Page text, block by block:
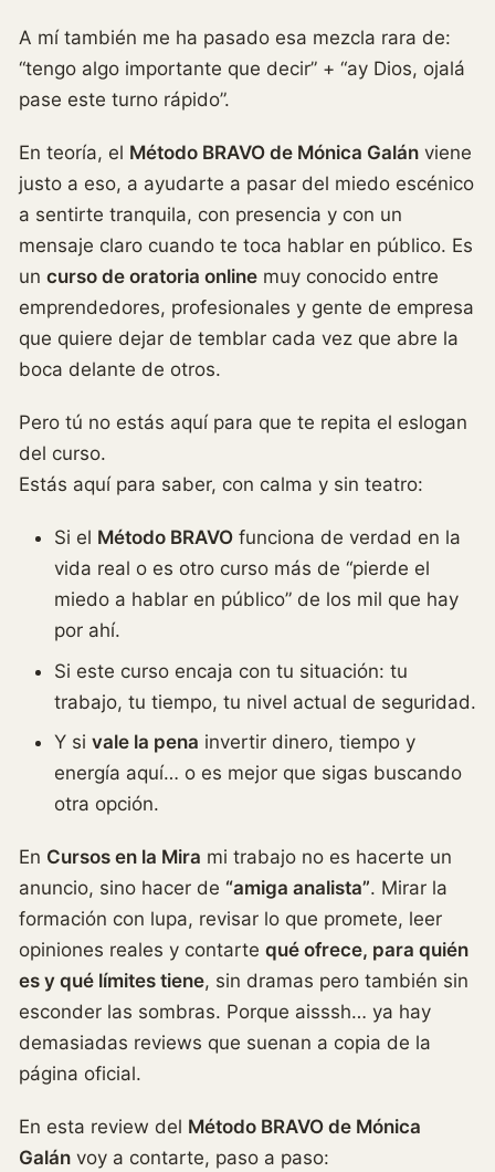
A mí también me ha pasado esa mezcla rara de:
“tengo algo importante que decir” + “ay Dios, ojalá
pase este turno rápido”.
En teoría, el Método BRAVO de Mónica Galán viene
justo a eso, a ayudarte a pasar del miedo escénico
a sentirte tranquila, con presencia y con un
mensaje claro cuando te toca hablar en público. Es
un curso de oratoria online muy conocido entre
emprendedores, profesionales y gente de empresa
que quiere dejar de temblar cada vez que abre la
boca delante de otros.
Pero tú no estás aquí para que te repita el eslogan
del curso.
Estás aquí para saber, con calma y sin teatro:
Si el Método BRAVO funciona de verdad en la
vida real o es otro curso más de “pierde el
miedo a hablar en público” de los mil que hay
por ahí.
Si este curso encaja con tu situación: tu
trabajo, tu tiempo, tu nivel actual de seguridad.
Y si vale la pena invertir dinero, tiempo y
energía aquí… o es mejor que sigas buscando
otra opción.
En Cursos en la Mira mi trabajo no es hacerte un
anuncio, sino hacer de “amiga analista”. Mirar la
formación con lupa, revisar lo que promete, leer
opiniones reales y contarte qué ofrece, para quién
es y qué límites tiene, sin dramas pero también sin
esconder las sombras. Porque aisssh… ya hay
demasiadas reviews que suenan a copia de la
página oficial.
En esta review del Método BRAVO de Mónica
Galán voy a contarte, paso a paso: